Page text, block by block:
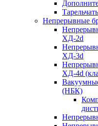
Непрерывные
ХД-2d
ХД-3d
ХД-4d
(НБК)